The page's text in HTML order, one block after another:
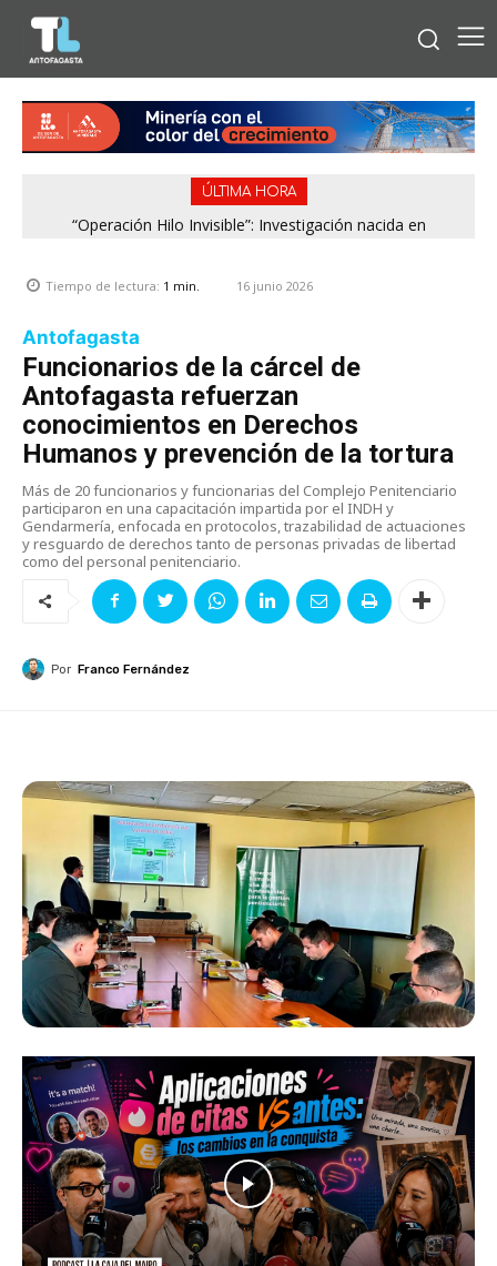
ÚLTIMA HORA
“Operación Hilo Invisible”: Investigación nacida en
Tiempo de lectura: 1 min. 16 junio 2026
Antofagasta
Funcionarios de la cárcel de
Antofagasta refuerzan
conocimientos en Derechos
Humanos y prevención de la tortura
Más de 20 funcionarios y funcionarias del Complejo Penitenciario
participaron en una capacitación impartida por el INDH y
Gendarmería, enfocada en protocolos, trazabilidad de actuaciones
y resguardo de derechos tanto de personas privadas de libertad
como del personal penitenciario.
Por Franco Fernández